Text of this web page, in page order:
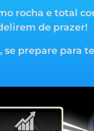
rocha e total
de prazer!
se prepare para